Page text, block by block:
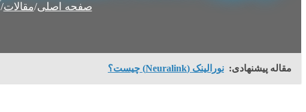
صفحه اصلی/مقالات/
مقاله پیشنهادی: نورالینک (Neuralink) چیست؟